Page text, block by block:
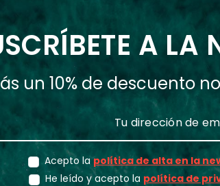
A LA
un 10% de descuento
Acepto la política de alta en la
He leído y acepto la política de